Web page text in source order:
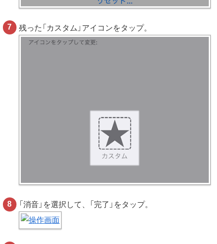
残った「カスタム」アイコンをタップ。
「消音」を選択して、「完了」をタップ。